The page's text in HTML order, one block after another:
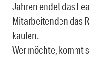
Jahren endet das
Mitarbeitenden das
kaufen.
Wer möchte, kommt